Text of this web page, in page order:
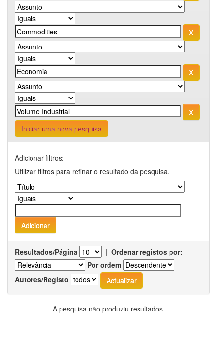
Iniciar uma nova pesquisa
Adicionar filtros:
Utilizar filtros para refinar o resultado da pesquisa.
Resultados/Página | Ordenar registos por:
Por ordem
Autores/Registo
A pesquisa não produziu resultados.